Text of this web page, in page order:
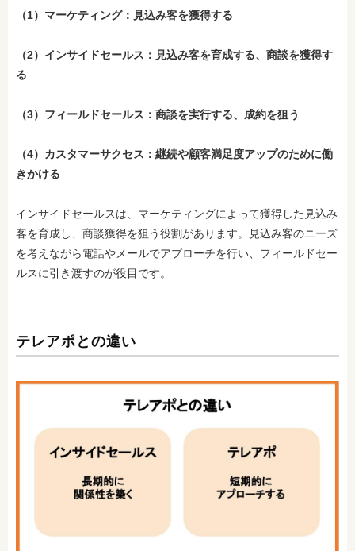
（1）マーケティング：見込み客を獲得する
（2）インサイドセールス：見込み客を育成する、商談を獲得す
る
（3）フィールドセールス：商談を実行する、成約を狙う
（4）カスタマーサクセス：継続や顧客満足度アップのために働
きかける
インサイドセールスは、マーケティングによって獲得した見込み
客を育成し、商談獲得を狙う役割があります。見込み客のニーズ
を考えながら電話やメールでアプローチを行い、フィールドセー
ルスに引き渡すのが役目です。
テレアポとの違い